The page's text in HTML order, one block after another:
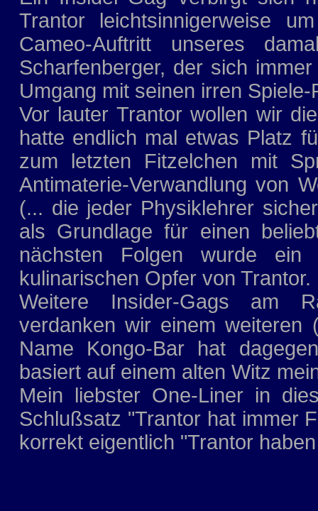
Trantor leichtsinnigerweise
Cameo-Auftritt unseres
Scharfenberger, der sich
Umgang mit seinen irren
Vor lauter Trantor wollen wir
hatte endlich mal etwas Platz
zum letzten Fitzelchen mit
Antimaterie-Verwandlung von
(... die jeder Physiklehrer
als Grundlage für einen
nächsten Folgen wurde
kulinarischen Opfer von Trantor.
Weitere Insider-Gags am
verdanken wir einem weiteren
Name Kongo-Bar hat
basiert auf einem alten Witz
Mein liebster One-Liner in
Schlußsatz "Trantor hat immer
korrekt eigentlich "Trantor